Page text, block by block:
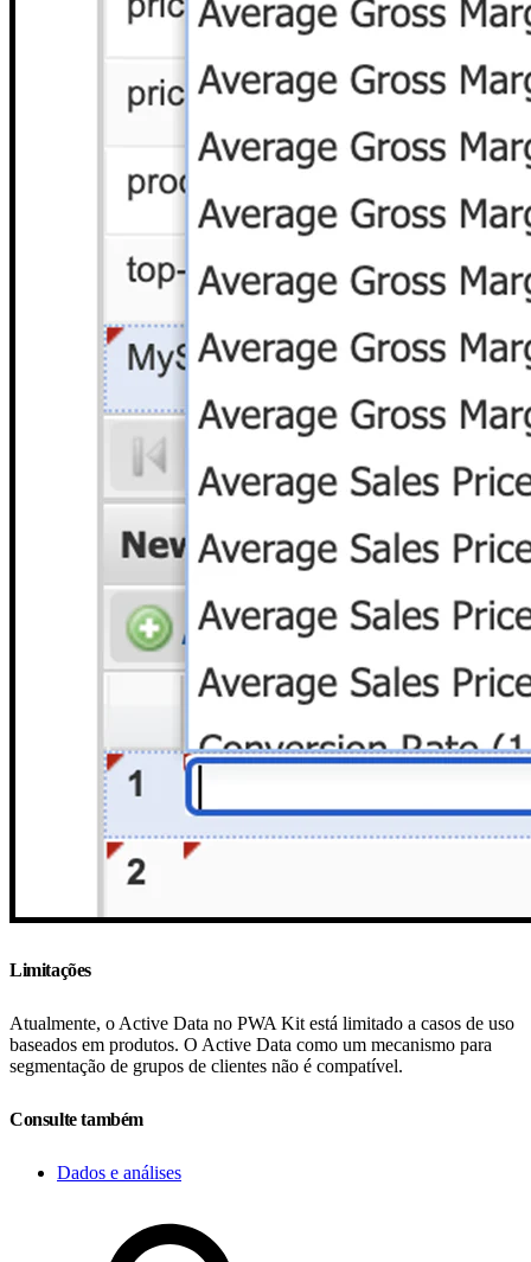
Limitações
Atualmente, o Active Data no PWA Kit está limitado a casos de uso
baseados em produtos. O Active Data como um mecanismo para
segmentação de grupos de clientes não é compatível.
Consulte também
Dados e análises